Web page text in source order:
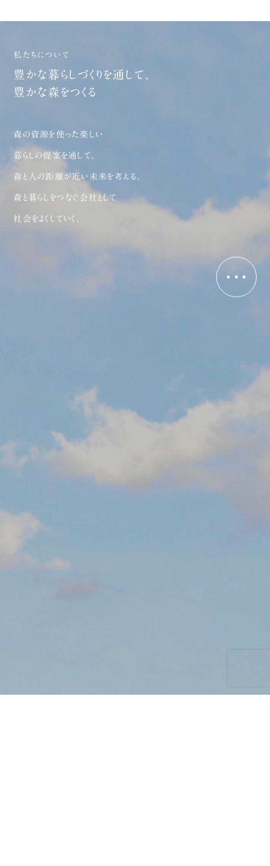
豊かな暮らしづくりを通して、
豊かな森をつくる
森の資源を使った楽しい
暮らしの提案を通して、
森と人の距離が近い未来を考える。
森と暮らしをつなぐ会社として
社会をよくしていく。